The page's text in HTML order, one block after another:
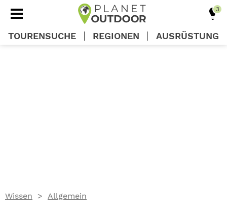
Wissen Allgemein
TOURENSUCHE REGIONEN AUSRÜSTUNG